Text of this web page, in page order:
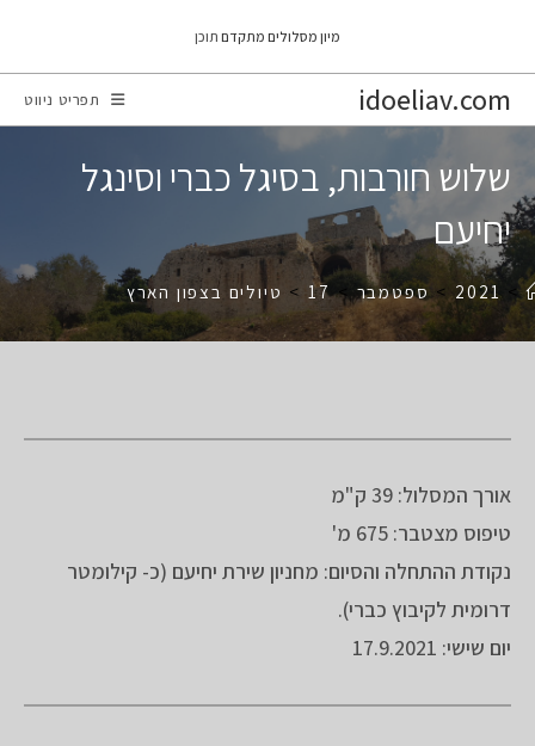
content
מיון מסלולים מתקדם תוכן
idoeliav.com תפריט ניווט
שלוש חורבות, בסיגל כברי וסינגל
יחיעם
>
2021
> ספטמבר >
17
> טיולים בצפון הארץ
אורך המסלול: 39 ק"מ
טיפוס מצטבר: 675 מ'
נקודת ההתחלה והסיום: מחניון שירת יחיעם (כ- קילומטר
דרומית לקיבוץ כברי).
יום שישי: 17.9.2021